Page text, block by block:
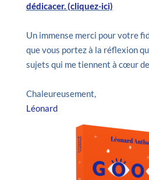
dédicacer. (cliquez-ici)
Un immense merci pour votre
que vous portez à la réflexion
sujets qui me tiennent à cœur
Chaleureusement,
Léonard